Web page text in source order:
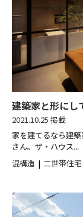
建築家と形にし
2021.10.25 掲載
家を建てるなら建
さん。ザ・ハウス...
混構造
二世帯住宅